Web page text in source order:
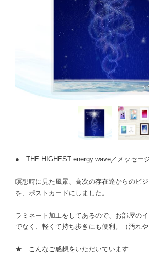
● THE HIGHEST energy wave／メッセー
瞑想時に見た風景、高次の存在達からのビ
を、ポストカードにしました。
ラミネート加工をしてあるので、お部屋の
でなく、軽くて持ち歩きにも便利。（汚れや
★ こんなご感想をいただいています